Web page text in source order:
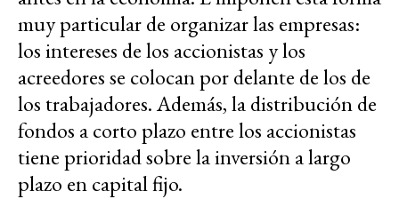
muy particular de organizar las empresas:
los intereses de los accionistas y los
acreedores se colocan por delante de los de
los trabajadores. Además, la distribución de
fondos a corto plazo entre los accionistas
tiene prioridad sobre la inversión a largo
plazo en capital fijo.